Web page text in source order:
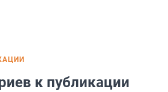
к публикации